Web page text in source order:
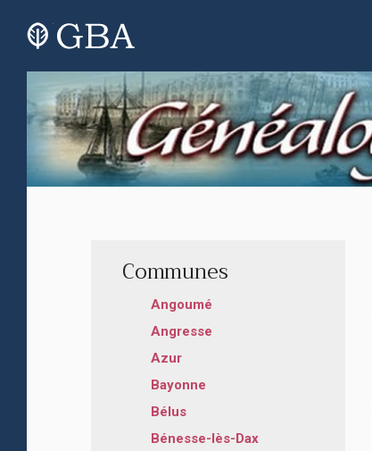
Communes
Angoumé
Angresse
Azur
Bayonne
Bélus
Bénesse-lès-Dax